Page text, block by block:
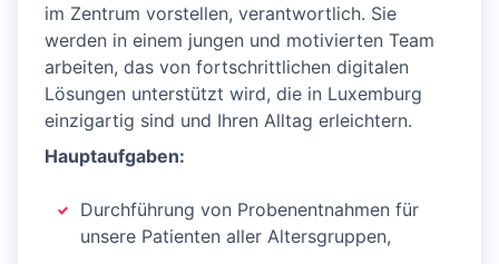
im Zentrum vorstellen, verantwortlich. Sie
werden in einem jungen und motivierten Team
arbeiten, das von fortschrittlichen digitalen
Lösungen unterstützt wird, die in Luxemburg
einzigartig sind und Ihren Alltag erleichtern.
Hauptaufgaben:
Durchführung von Probenentnahmen für
unsere Patienten aller Altersgruppen,